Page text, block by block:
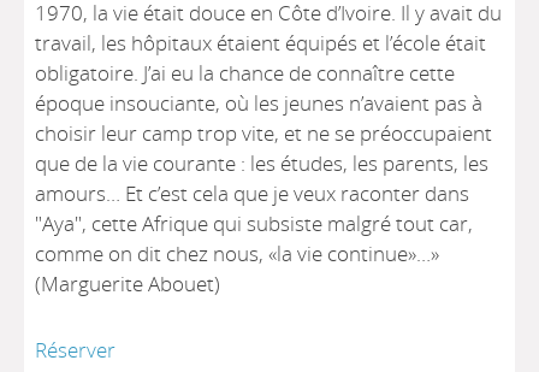
1970, la vie était douce en Côte d’Ivoire. Il y avait du
travail, les hôpitaux étaient équipés et l’école était
obligatoire. J’ai eu la chance de connaître cette
époque insouciante, où les jeunes n’avaient pas à
choisir leur camp trop vite, et ne se préoccupaient
que de la vie courante : les études, les parents, les
amours… Et c’est cela que je veux raconter dans
"Aya", cette Afrique qui subsiste malgré tout car,
comme on dit chez nous, «la vie continue»…»
(Marguerite Abouet)
Réserver